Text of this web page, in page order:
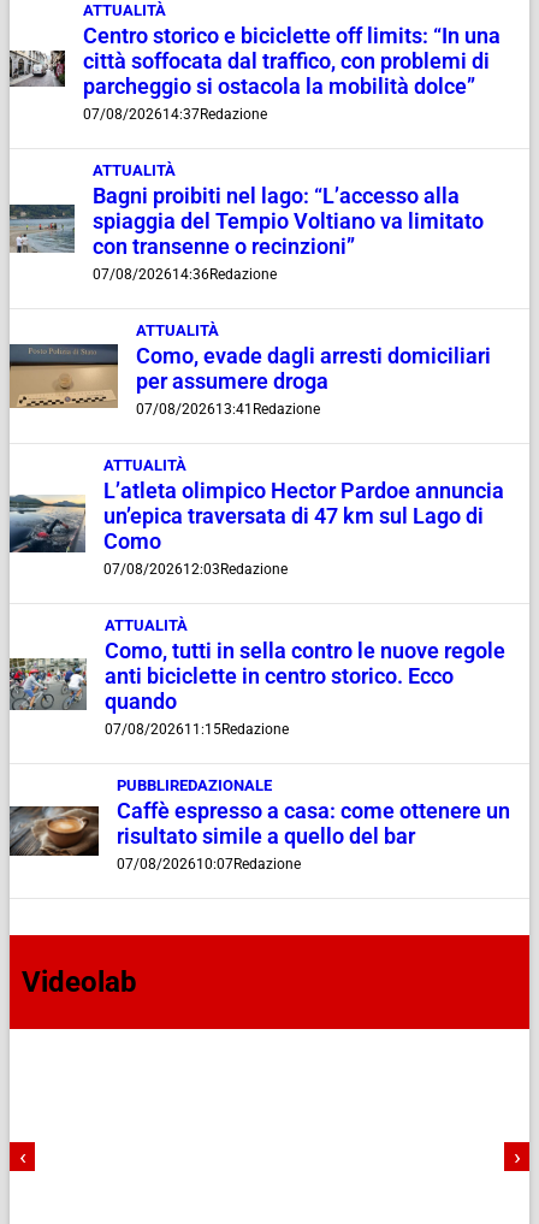
ATTUALITÀ
Centro storico e biciclette off limits: “In una
città soffocata dal traffico, con problemi di
parcheggio si ostacola la mobilità dolce”
07/08/202614:37Redazione
ATTUALITÀ
Bagni proibiti nel lago: “L’accesso alla
spiaggia del Tempio Voltiano va limitato
con transenne o recinzioni”
07/08/202614:36Redazione
ATTUALITÀ
Como, evade dagli arresti domiciliari
per assumere droga
07/08/202613:41 Redazione
ATTUALITÀ
L’atleta olimpico Hector Pardoe annuncia
un’epica traversata di 47 km sul Lago di
Como
07/08/202612:03 Redazione
ATTUALITÀ
Como, tutti in sella contro le nuove regole
anti biciclette in centro storico. Ecco
quando
07/08/202611:15Redazione
PUBBLIREDAZIONALE
Caffè espresso a casa: come ottenere un
risultato simile a quello del bar
07/08/202610:07Redazione
Videolab
‹ ›